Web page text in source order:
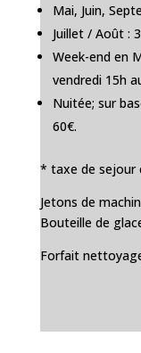
Mai, Juin,
Juillet / Août :
Week-end en
vendredi 15h
Nuitée; sur
60€.
* taxe de sejour
Jetons de
Bouteille de
Forfait